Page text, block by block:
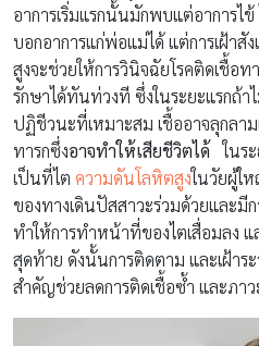
อาการเริ่มแรกนั้นมักพบแต่อาการไข้
บอกอาการแก่พ่อแม่ได้ แต่การเฝ้าสั
สูงจะช่วยให้การวินิจฉัยโรคติดเชื้อท
รักษาได้ทันท่วงที ซึ่งในระยะแรกถ้า
ปฏิชีวนะที่เหมาะสม เชื้ออาจลุกลาม
ทารกซึ่งอาจทำให้เสียชีวิตได้ ในร
เป็นที่ไต ความดันโลหิตสูงในวัยผู้ใ
ของทางเดินปัสสาวะร่วมด้วยและมี
ทำให้การทำหน้าที่ของไตเสื่อมลง แ
สุดท้าย ดังนั้นการติดตาม และเฝ้าร
สำคัญช่วยลดการติดเชื้อซ้ำ และภา